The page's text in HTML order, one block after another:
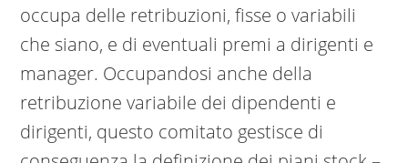
occupa delle retribuzioni, fisse o variabili
che siano, e di eventuali premi a dirigenti e
manager. Occupandosi anche della
retribuzione variabile dei dipendenti e
dirigenti, questo comitato gestisce di